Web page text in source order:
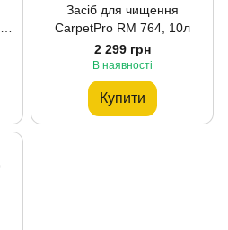
Засіб для чищення
CarpetPro RM 764, 10л
2 299 грн
В наявності
Купити